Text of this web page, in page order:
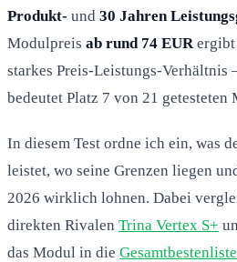
Produkt- und 30 Jahren
Modulpreis ab rund 74 EUR ergibt
starkes Preis-Leistungs-Verhältnis
bedeutet Platz 7 von 21 getesteten
In diesem Test ordne ich ein, was
leistet, wo seine Grenzen liegen
2026 wirklich lohnen. Dabei
direkten Rivalen Trina Vertex S+
das Modul in die